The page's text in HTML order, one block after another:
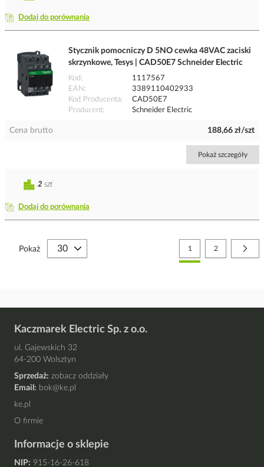
Dodaj do porównania
Stycznik pomocniczy D 5NO cewka 48VAC zaciski
skrzynkowe, Tesys | CAD50E7 Schneider Electric
Kod
1117567
EAN
3389110402933
Kod Producenta
CAD50E7
Producent
Schneider Electric
Cena brutto 188,66 zł/szt
Pokaż szczegóły
Dodaj do porównania
2 szt
Strona
Aktualnie czytasz stronę
1 Strona
2
Pokaż
Kaczmarek Electric Sp. z o.o.
ul. Gajewskich 32
64-200 Wolsztyn
Sprzedaż: zobacz oddziały
Email: bok@ke.pl
ke.pl
O firmie
Informacje o sklepie
NIP: 915-16-26-618